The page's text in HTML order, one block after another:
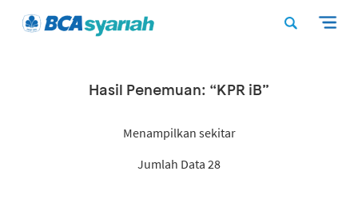
Hasil Penemuan: “KPR iB”
Menampilkan sekitar
Jumlah Data 28